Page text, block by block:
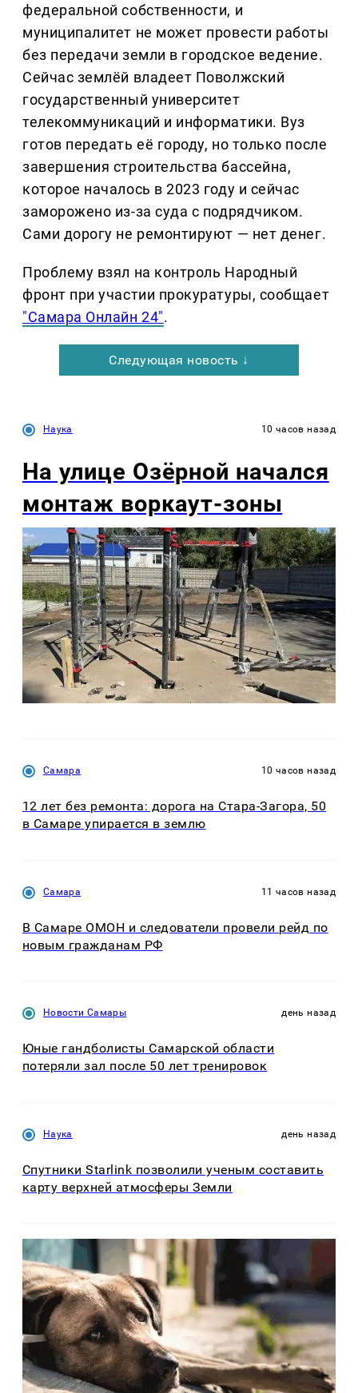
федеральной собственности, и
муниципалитет не может провести работы
без передачи земли в городское ведение.
Сейчас землёй владеет Поволжский
государственный университет
телекоммуникаций и информатики. Вуз
готов передать её городу, но только после
завершения строительства бассейна,
которое началось в 2023 году и сейчас
заморожено из-за суда с подрядчиком.
Сами дорогу не ремонтируют — нет денег.
Проблему взял на контроль Народный
фронт при участии прокуратуры, сообщает
"Самара Онлайн 24".
Следующая новость ↓
Наука 10 часов назад
На улице Озëрной начался
монтаж воркаут-зоны
Самара 10 часов назад
12 лет без ремонта: дорога на Стара-Загора, 50
в Самаре упирается в землю
Самара 11 часов назад
В Самаре ОМОН и следователи провели рейд по
новым гражданам РФ
Новости Самары день назад
Юные гандболисты Самарской области
потеряли зал после 50 лет тренировок
Наука день назад
Спутники Starlink позволили ученым составить
карту верхней атмосферы Земли